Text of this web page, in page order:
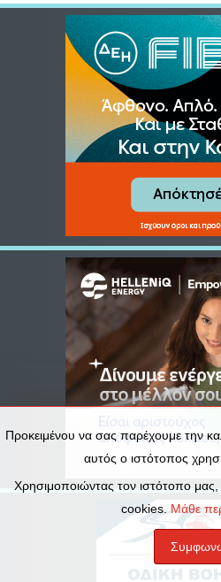
Προκειμένου να σας παρέχουμε την
αυτός ο ιστότοπος
Χρησιμοποιώντας τον ιστότοπο
cookies.Μάθε